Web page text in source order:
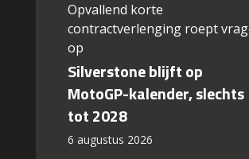
Opvallend korte
contractverlenging roept
op
Silverstone blijft op
MotoGP-kalender, slechts
tot 2028
6 augustus 2026